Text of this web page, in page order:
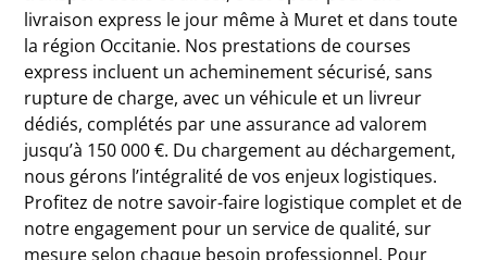
livraison express le jour même à Muret et dans toute
la région Occitanie. Nos prestations de courses
express incluent un acheminement sécurisé, sans
rupture de charge, avec un véhicule et un livreur
dédiés, complétés par une assurance ad valorem
jusqu’à 150 000 €. Du chargement au déchargement,
nous gérons l’intégralité de vos enjeux logistiques.
Profitez de notre savoir-faire logistique complet et de
notre engagement pour un service de qualité, sur
mesure selon chaque besoin professionnel. Pour